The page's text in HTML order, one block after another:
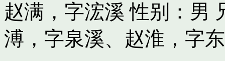
赵满，字浤溪 性别：男
溥，字泉溪、 赵淮，字